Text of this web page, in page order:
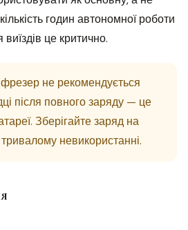
годин автономної роботи
це критично.
не рекомендується
після повного заряду — це
Зберігайте заряд на
невикористанні.